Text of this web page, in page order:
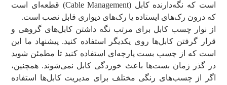
است که نگه‌دارنده کابل (Cable Management) قطعه‌ای است
که درون رک‌های ایستاده یا رک‌های دیواری قابل نصب است.
از نوار چسب کابل برای مرتب نگه داشتن کابل‌های گروهی و
قرار گرفتن کابل‌ها روی یکدیگر استفاده کنید. پیشنهاد ما این
است که از چسب بست پارچه‌ای استفاده کنید تا مطمئن شوید
در گذر زمان بست‌ها باعث خوردگی کابل نمی‌شوند. همچنین،
اگر از چسب‌های رنگی مختلف برای مدیریت کابل‌ها استفاده